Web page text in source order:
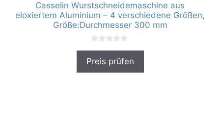
Casselin Wurstschneidemaschine aus
eloxiertem Aluminium – 4 verschiedene Größen,
Größe:Durchmesser 300 mm
0
o
Preis prüfen